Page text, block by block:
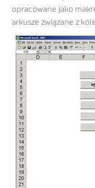
opracowane jako
arkusze związane z